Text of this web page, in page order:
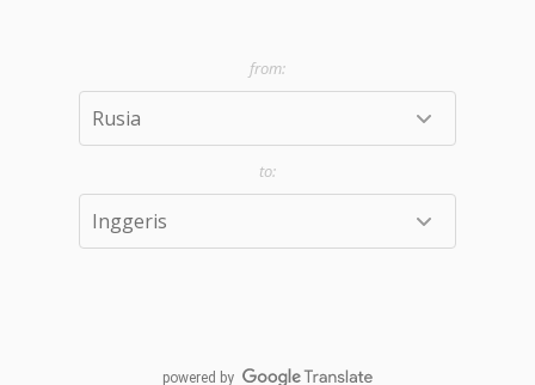
powered by